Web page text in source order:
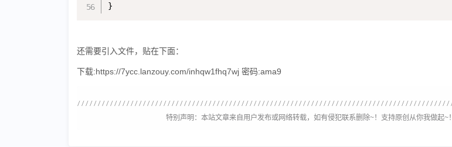
}
还需要引入文件，贴在下面：
下载:https://7ycc.lanzouy.com/inhqw1fhq7wj 密码:ama9
特别声明：本站文章来自用户发布或网络转载，如有侵犯联系删除~！支持原创从你我做起~！